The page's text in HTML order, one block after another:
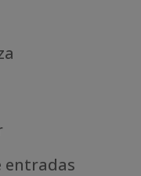
entradas